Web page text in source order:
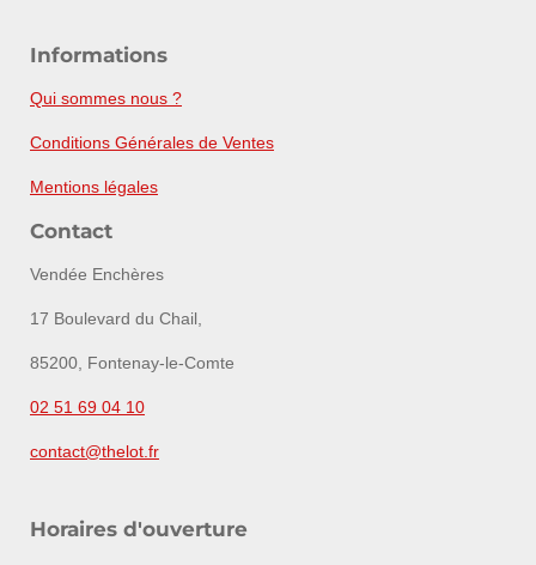
Informations
Qui sommes nous ?
Conditions Générales de Ventes
Mentions légales
Contact
Vendée Enchères
17 Boulevard du Chail,
85200, Fontenay-le-Comte
02 51 69 04 10
contact@thelot.fr
Horaires d'ouverture